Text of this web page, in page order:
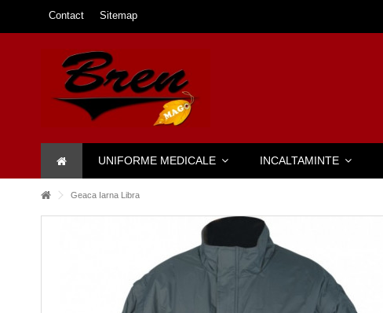
Contact Sitemap
UNIFORME MEDICALE INCALTAMINTE
Geaca Iarna Libra